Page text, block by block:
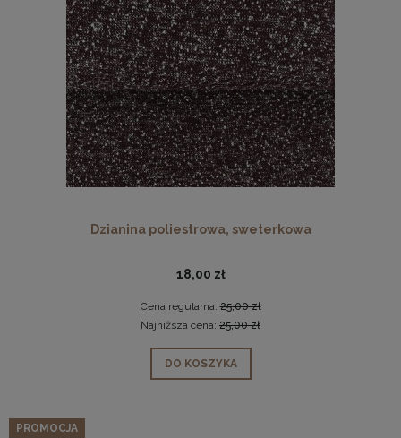
Dzianina poliestrowa, sweterkowa
18,00 zł
Cena regularna:25,00 zł
Najniższa cena: 25,00 zł
DO KOSZYKA
PROMOCJA